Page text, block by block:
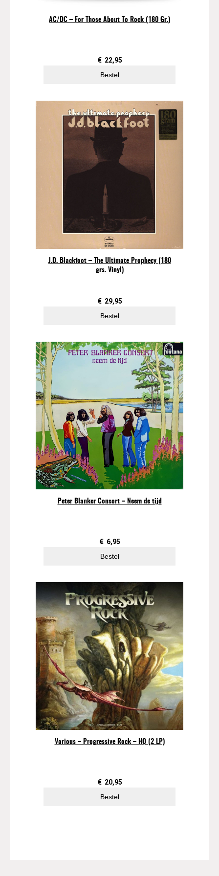
AC/DC – For Those About To Rock (180 Gr.)
€ 22,95
Bestel
J.D. Blackfoot – The Ultimate Prophecy (180
grs. Vinyl)
€ 29,95
Bestel
Peter Blanker Consort – Neem de tijd
€ 6,95
Bestel
Various – Progressive Rock – HQ (2 LP)
€ 20,95
Bestel